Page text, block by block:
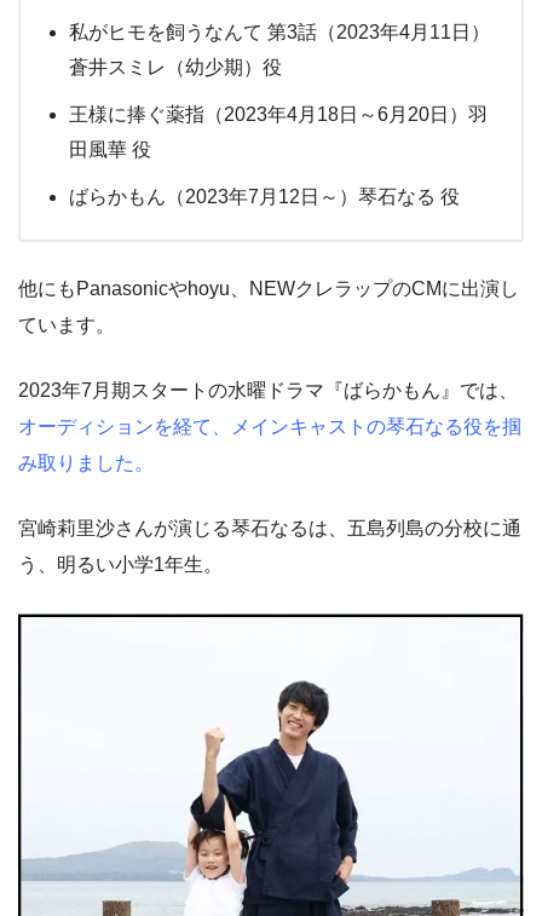
私がヒモを飼うなんて 第3話（2023年4月11日）
蒼井スミレ（幼少期）役
王様に捧ぐ薬指（2023年4月18日～6月20日）羽
田風華 役
ばらかもん（2023年7月12日～）琴石なる 役
他にもPanasonicやhoyu、NEWクレラップのCMに出演し
ています。
2023年7月期スタートの水曜ドラマ『ばらかもん』では、
オーディションを経て、メインキャストの琴石なる役を掴
み取りました。
宮崎莉里沙さんが演じる琴石なるは、五島列島の分校に通
う、明るい小学1年生。